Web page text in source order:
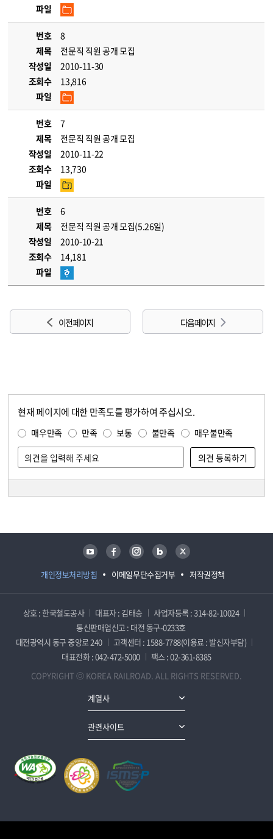
파일
번호
8
제목
전문직 직원 공개 모집
작성일
2010-11-30
조회수
13,816
파일
번호
7
제목
전문직 직원 공개 모집
작성일
2010-11-22
조회수
13,730
파일
번호
6
제목
전문직 직원 공개 모집(5.26일)
작성일
2010-10-21
조회수
14,181
파일
이전 페이지 다음 페이지
현재 페이지에 대한 만족도를 평가하여 주십시오.
매우만족 만족 보통 불만족 매우불만족
개인정보처리방침 이메일무단수집거부 저작권정책
유튜브 페이스북 인스타그램 블로그 트위터
상호 : 한국철도공사 대표자 : 김태승
사업자등록 : 314-82-10024
통신판매업신고 : 대전 동구-0233호
대전광역시 동구 중앙로 240
고객센터 : 1588-7788(이용료 : 발신자부담)
대표전화 : 042-472-5000
팩스 : 02-361-8385
COPYRIGHT ⓒ KOREA RAILROAD. ALL RIGHTS RESERVED.
계열사
관련사이트